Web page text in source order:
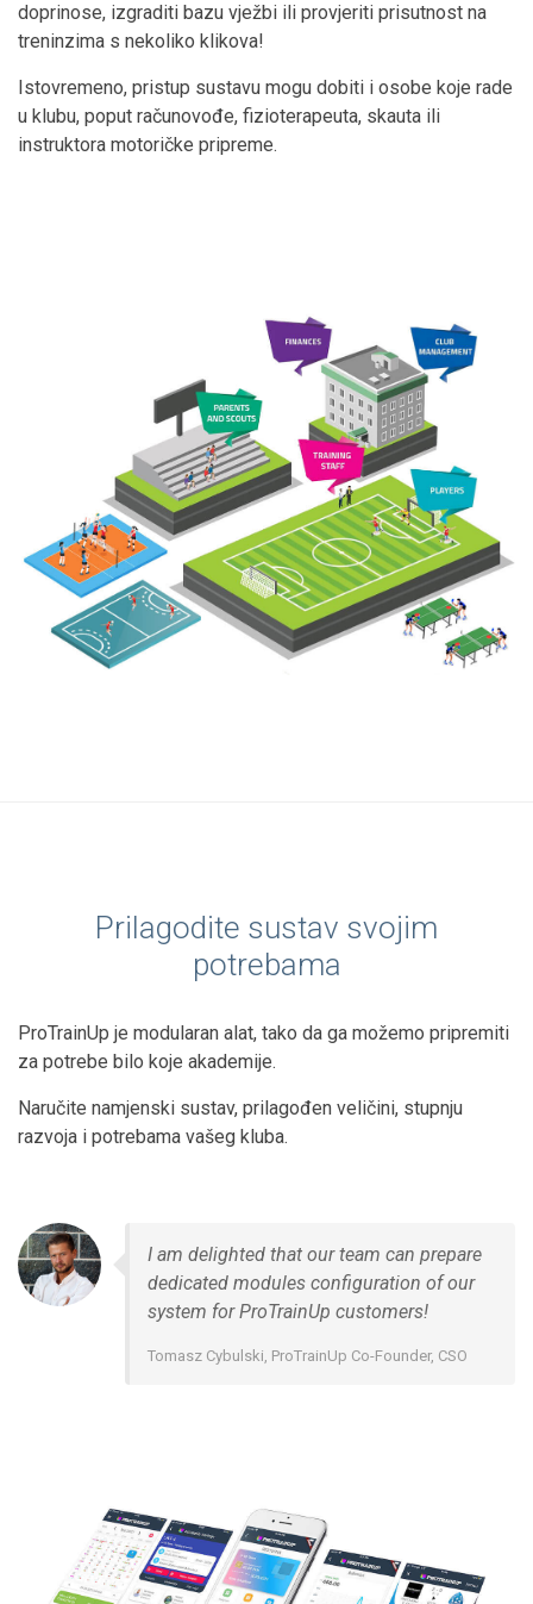
doprinose, izgraditi bazu vježbi ili provjeriti prisutnost na
treninzima s nekoliko klikova!
Istovremeno, pristup sustavu mogu dobiti i osobe koje rade
u klubu, poput računovođe, fizioterapeuta, skauta ili
instruktora motoričke pripreme.
Prilagodite sustav svojim
potrebama
ProTrainUp je modularan alat, tako da ga možemo pripremiti
za potrebe bilo koje akademije.
Naručite namjenski sustav, prilagođen veličini, stupnju
razvoja i potrebama vašeg kluba.
I am delighted that our team can prepare
dedicated modules configuration of our
system for ProTrainUp customers!
Tomasz Cybulski, ProTrainUp Co-Founder, CSO